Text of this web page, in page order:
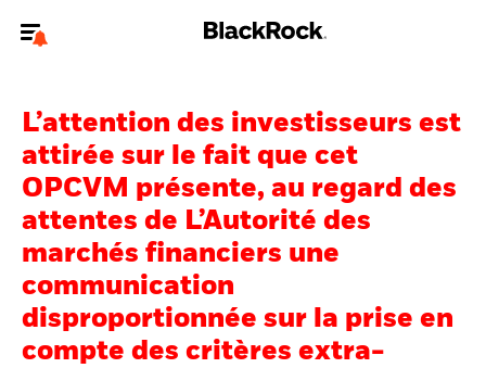
professionnels.
jourvotre type d'utilisateur.
Nous connaître
Thèmes
L’attention des investisseurs est
attirée sur le fait que cet
OPCVM présente, au regard des
attentes de L’Autorité des
marchés financiers une
communication
disproportionnée sur la prise en
compte des critères extra-